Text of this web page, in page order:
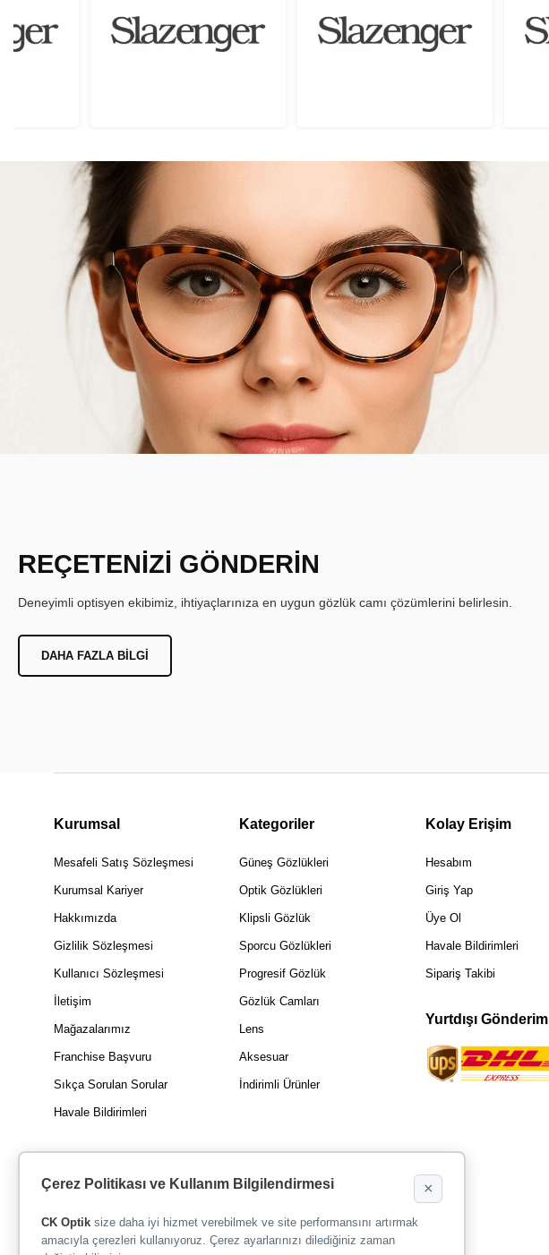
REÇETENİZİ GÖNDERİN
Deneyimli optisyen ekibimiz, ihtiyaçlarınıza en uygun gözlük camı çözümlerini belirlesin.
DAHA FAZLA BILGI
Kurumsal
Mesafeli Satış Sözleşmesi
Kurumsal Kariyer
Hakkımızda
Gizlilik Sözleşmesi
Kullanıcı Sözleşmesi
İletişim
Mağazalarımız
Franchise Başvuru
Sıkça Sorulan Sorular
Havale Bildirimleri
Kategoriler
Güneş Gözlükleri
Optik Gözlükleri
Klipsli Gözlük
Sporcu Gözlükleri
Progresif Gözlük
Gözlük Camları
Lens
Aksesuar
İndirimli Ürünler
Kolay Erişim
Hesabım
Giriş Yap
Üye Ol
Havale Bildirimleri
Sipariş Takibi
Yurtdışı Gönderim
Çerez Politikası ve Kullanım Bilgilendirmesi ×
CK Optik size daha iyi hizmet verebilmek ve site performansını artırmak
amacıyla çerezleri kullanıyoruz. Çerez ayarlarınızı dilediğiniz zaman